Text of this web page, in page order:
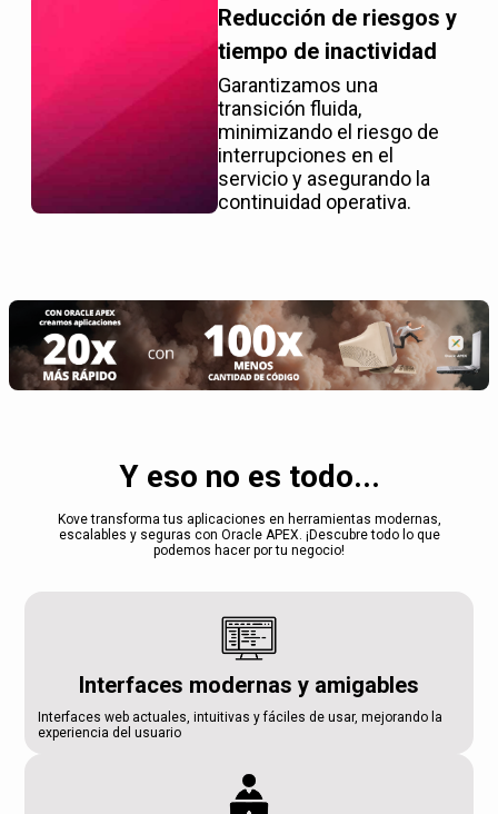
Reducción de riesgos y
tiempo de inactividad
Garantizamos una
transición fluida,
minimizando el riesgo de
interrupciones en el
servicio y asegurando la
continuidad operativa.
Y eso no es todo...
Kove transforma tus aplicaciones en herramientas modernas,
escalables y seguras con Oracle APEX. ¡Descubre todo lo que
podemos hacer por tu negocio!
Interfaces modernas y amigables
Interfaces web actuales, intuitivas y fáciles de usar, mejorando la
experiencia del usuario